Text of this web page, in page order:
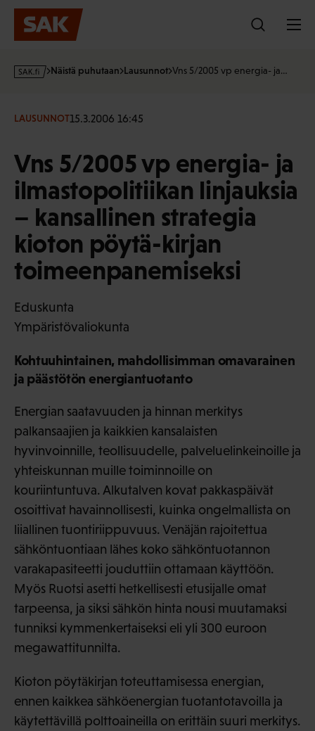
Hyppää
sisältöön
s
·
Näistä puhutaan Lausunnot Vns 5/2005 vp energia- ja…
LAUSUNNOT15.3.2006 16:45
Vns 5/2005 vp energia- ja
ilmastopolitiikan linjauksia
– kansallinen strategia
kioton pöytä-kirjan
toimeenpanemiseksi
Eduskunta
Ympäristövaliokunta
Kohtuuhintainen, mahdollisimman omavarainen
ja päästötön energiantuotanto
Energian saatavuuden ja hinnan merkitys
palkansaajien ja kaikkien kansalaisten
hyvinvoinnille, teollisuudelle, palveluelinkeinoille ja
yhteiskunnan muille toiminnoille on
kouriintuntuva. Alkutalven kovat pakkaspäivät
osoittivat havainnollisesti, kuinka ongelmallista on
liiallinen tuontiriippuvuus. Venäjän rajoitettua
sähköntuontiaan lähes koko sähköntuotannon
varakapasiteetti jouduttiin ottamaan käyttöön.
Myös Ruotsi asetti hetkellisesti etusijalle omat
tarpeensa, ja siksi sähkön hinta nousi muutamaksi
tunniksi kymmenkertaiseksi eli yli 300 euroon
megawattitunnilta.
Kioton pöytäkirjan toteuttamisessa energian,
ennen kaikkea sähköenergian tuotantotavoilla ja
käytettävillä polttoaineilla on erittäin suuri merkitys.